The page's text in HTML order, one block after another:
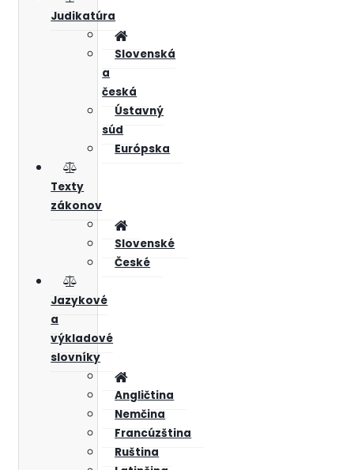
Judikatúra
Slovenská
a
česká
Ústavný
súd
Európska
Texty
zákonov
Slovenské
České
Jazykové
a
výkladové
slovníky
Angličtina
Nemčina
Francúzština
Ruština